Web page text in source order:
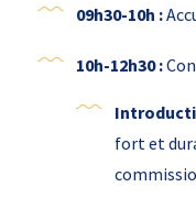
09h30-10h :
10h-12h30 :
fort et